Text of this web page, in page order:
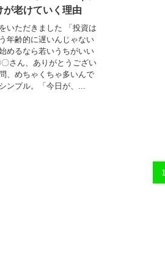
が老けていく理由
いただきました 「投資は
年齢的に遅いんじゃない
めるなら若いうちがいい
さん、ありがとうござい
、めちゃくちゃ多いんで
ンプル。「今日が、...
1